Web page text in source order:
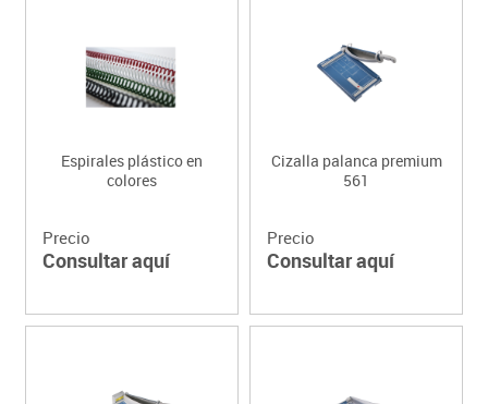
Espirales plástico en
colores
Precio
Consultar aquí
Cizalla palanca premium
561
Precio
Consultar aquí